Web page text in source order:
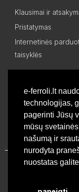
e-ferroli.lt
technologijas,
pagerinti Jūsų
mūsų
našumą ir
nurodyta
nuostatas
Klausimai ir
Pristatymas
Internetinės
taisyklės
Asmeninis
Palyginti produktus